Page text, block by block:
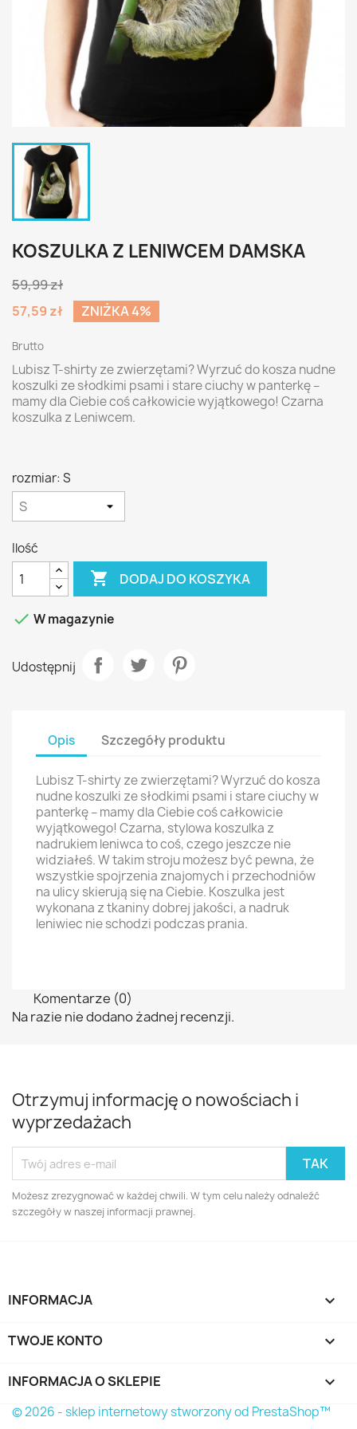
KOSZULKA Z LENIWCEM DAMSKA
59,99 zł
57,59 zł
ZNIŻKA 4%
Brutto
Lubisz T-shirty ze zwierzętami? Wyrzuć do kosza nudne
koszulki ze słodkimi psami i stare ciuchy w panterkę –
mamy dla Ciebie coś całkowicie wyjątkowego! Czarna
koszulka z Leniwcem.
rozmiar: S
Ilość
 DODAJ DO KOSZYKA
 W magazynie
Udostępnij
Opis Szczegóły produktu
Lubisz T-shirty ze zwierzętami? Wyrzuć do kosza
nudne koszulki ze słodkimi psami i stare ciuchy w
panterkę – mamy dla Ciebie coś całkowicie
wyjątkowego! Czarna, stylowa koszulka z
nadrukiem leniwca to coś, czego jeszcze nie
widziałeś. W takim stroju możesz być pewna, że
wszystkie spojrzenia znajomych i przechodniów
na ulicy skierują się na Ciebie. Koszulka jest
wykonana z tkaniny dobrej jakości, a nadruk
leniwiec nie schodzi podczas prania.
Komentarze (0)
Na razie nie dodano żadnej recenzji.
Otrzymuj informację o nowościach i
wyprzedażach
Możesz zrezygnować w każdej chwili. W tym celu należy odnaleźć
szczegóły w naszej informacji prawnej.
INFORMACJA 
TWOJE KONTO 
INFORMACJA O SKLEPIE keyboard_arrow_down
© 2026 - sklep internetowy stworzony od PrestaShop™